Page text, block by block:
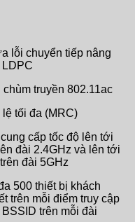
lỗi chuyển tiếp nâng
truyền 802.11ac
lệ tối đa (MRC)
cấp tốc độ lên tới
đài 2.4GHz và lên tới
đài 5GHz
500 thiết bị khách
trên mỗi điểm truy cập
trên mỗi đài